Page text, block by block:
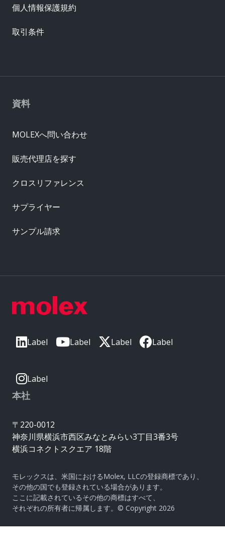
Label Label Label Label
Label
本社
〒220-0012
神奈川県横浜市西区みなとみらい3丁目3番3号
横浜コネクトスクエア 18階
モレックスは、米国におけるMolex, LLCの登録商標であり、
その他の国でも登録されている場合があります。
ここに記載されているその他の商標はすべて、
それぞれの所有者に帰属します。© Copyright 2026
資料
MOLEXへ問い合わせ
販売代理店を探す
クロスリファレンス
サプライヤー
サンプル請求
個人情報保護規約
取引条件